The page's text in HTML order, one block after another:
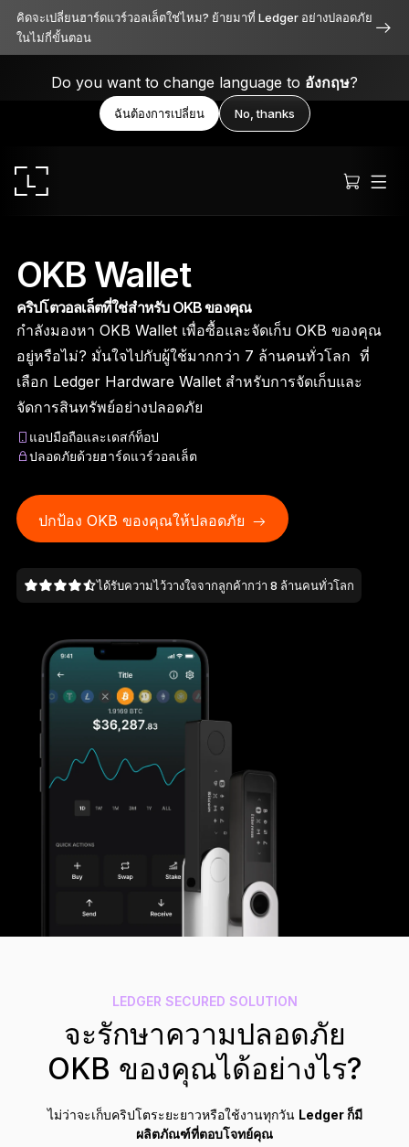
คิดจะเปลี่ยนฮาร์ดแวร์วอลเล็ตใช่ไหม? ย้ายมาที่ Ledger อย่างปลอดภัย
ในไม่กี่ขั้นตอน
Do you want to change language to อังกฤษ?
ฉันต้องการเปลี่ยน No, thanks
Ledger Stax
เหนือระดับทั้งดีไซน์ ฟังก์ชัน และความปลอดภัย
Ledger Flex
มาตรฐานใหม่ของอุปกรณ์ลงนาม
Ledger NanoGen5
โดดเด่นไม่ซ้ำใคร เหมือนกับคุณ
Ledger Nanoรุ่นมาตรฐาน
เลือกช็อป
Hardware Wallet
ระบบสำรองวลีกู้คืน
รุ่นลิมิเต็ด
Compare Ledger signers
OKB Wallet
คริปโตวอลเล็ตที่ใช่สำหรับ OKB ของคุณ
กำลังมองหา OKB Wallet เพื่อซื้อและจัดเก็บ OKB ของคุณ
อยู่หรือไม่? มั่นใจไปกับผู้ใช้มากกว่า 7 ล้านคนทั่วโลก ที่
เลือก Ledger Hardware Wallet สำหรับการจัดเก็บและ
จัดการสินทรัพย์อย่างปลอดภัย
แอปมือถือและเดสก์ท็อป
ปลอดภัยด้วยฮาร์ดแวร์วอลเล็ต
ปกป้อง OKB ของคุณให้ปลอดภัย
ได้รับความไว้วางใจจากลูกค้ากว่า 8 ล้านคนทั่วโลก
LEDGER SECURED SOLUTION
จะรักษาความปลอดภัย
OKB ของคุณได้อย่างไร?
ไม่ว่าจะเก็บคริปโตระยะยาวหรือใช้งานทุกวัน Ledger ก็มี
ผลิตภัณฑ์ที่ตอบโจทย์คุณ